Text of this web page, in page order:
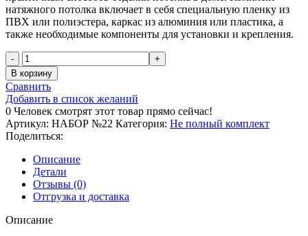
натяжного потолка включает в себя специальную пленку из
ПВХ или полиэстера, каркас из алюминия или пластика, а
также необходимые компоненты для установки и крепления.
Количество
товара
Комплект
натяжного
потолка
“Своими
руками”
№22
для
комнаты
1.9
х
2.8м
В корзину
Сравнить
Добавить в список желаний
0 Человек смотрят этот товар прямо сейчас!
Артикул: НАБОР №22 Категория: Не полный комплект
Поделиться:
Описание
Детали
Отзывы (0)
Отгрузка и доставка
Описание